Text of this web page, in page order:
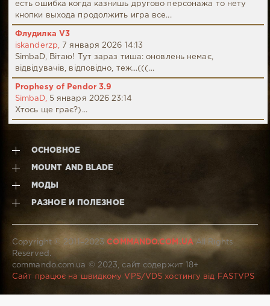
есть ошибка когда казнишь другово персонажа то нету
кнопки выхода продолжить игра все...
Флудилка V3
iskanderzp, 7 января 2026 14:13
SimbaD, Вітаю! Тут зараз тиша: оновлень немає,
відвідувачів, відповідно, теж...(((...
Prophesy of Pendor 3.9
SimbaD, 5 января 2026 23:14
Хтось ще грає?)...
ОСНОВНОЕ
MOUNT AND BLADE
МОДЫ
РАЗНОЕ И ПОЛЕЗНОЕ
Copyright © 2011–2023COMMANDO.COM.UAAll Rights
Reserved.
commando.com.ua © 2023, сайт содержит 18+
Сайт працює на швидкому VPS/VDS хостингу від FASTVPS